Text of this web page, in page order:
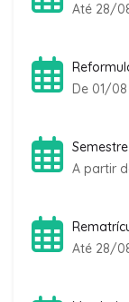
Até 28/
De 01/
A partir
Até 28/